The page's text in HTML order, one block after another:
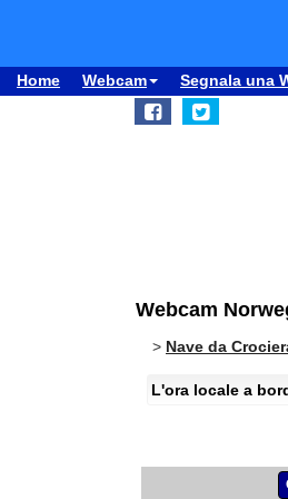
Home Webcam Segnala una
Webcam
> Nave da
L'ora locale a